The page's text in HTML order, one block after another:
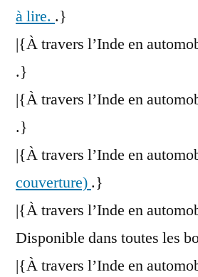
à lire. .}
|{À travers l’Inde en
.}
|{À travers l’Inde en
.}
|{À travers l’Inde en
couverture) .}
|{À travers l’Inde en
Disponible dans toutes les
|{À travers l’Inde en